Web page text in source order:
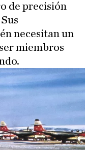
de precisión
necesitan un
miembros